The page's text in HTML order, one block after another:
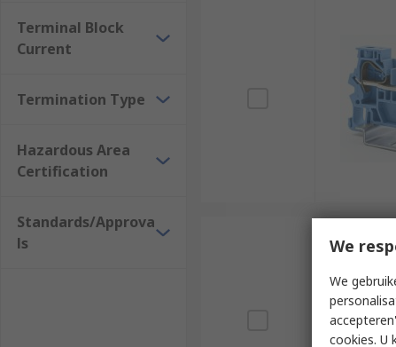
Terminal Block
Current
Termination Type
Hazardous Area
Certification
Standards/Approva
ls
We
We
cookies. U